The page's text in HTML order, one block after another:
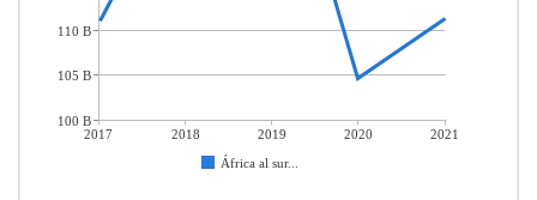
2017 2018 2019 2020 2021
África al sur...
110 B
105 B
100 B